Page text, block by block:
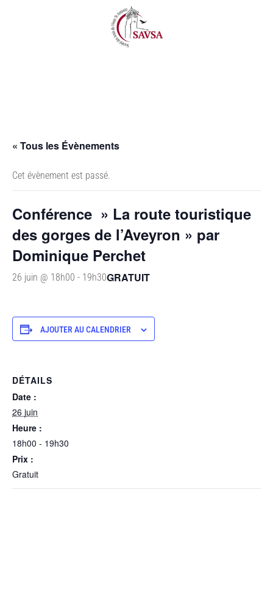
« Tous les Évènements
Cet évènement est passé.
Conférence » La route touristique
des gorges de l’Aveyron » par
Dominique Perchet
26 juin @ 18h00 - 19h30GRATUIT
AJOUTER AU CALENDRIER
DÉTAILS
Date :
26 juin
Heure :
18h00 - 19h30
Prix :
Gratuit